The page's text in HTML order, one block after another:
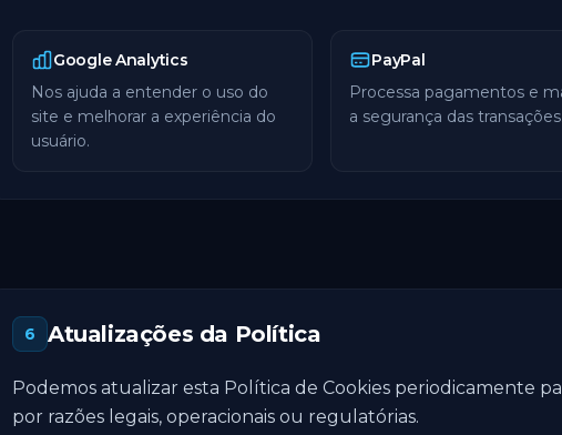
Google Analytics
Nos ajuda a entender o uso do
site e melhorar a experiência do
usuário.
PayPal
Processa pagamentos e
a segurança das transações.
6 Atualizações da Política
Podemos atualizar esta Política de Cookies periodicamente
por razões legais, operacionais ou regulatórias.